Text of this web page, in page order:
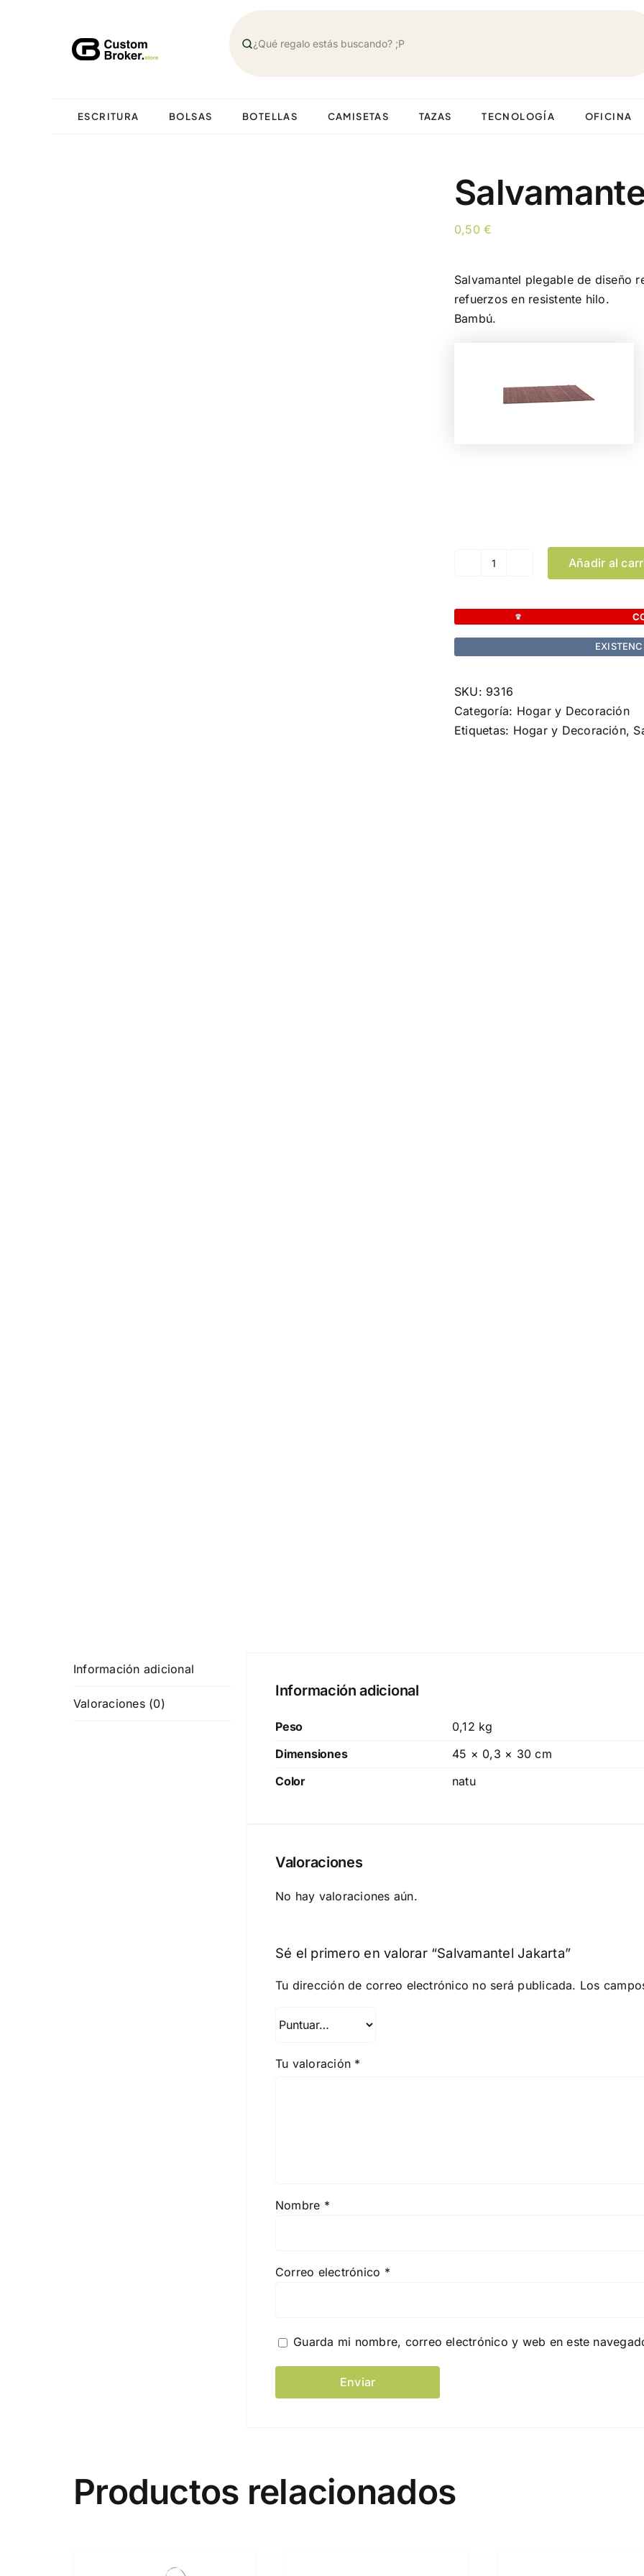
ESCRITURA BOLSAS BOTELLAS CAMISETAS TAZAS TECNOLOGÍA OFICINA
0,50€
Salvamantel plegable de diseño
refuerzos en resistente hilo.
Bambú.
Salvamantel
cantidad
Añadir al
SKU: 9316
Categoría: Hogar y Decoración
Etiquetas: Hogar y Decoración,
Información adicional
Valoraciones (0)
Información adicional
Peso
0,12 kg
Dimensiones
45 × 0,3 × 30 cm
Color
natu
Valoraciones
No hay valoraciones aún.
Sé el primero en valorar “Salvamantel Jakarta”
Tu dirección de correo electrónico no será publicada. Los
Tu valoración *
Nombre *
Correo electrónico *
Guarda mi nombre, correo electrónico y web en este
Productos relacionados